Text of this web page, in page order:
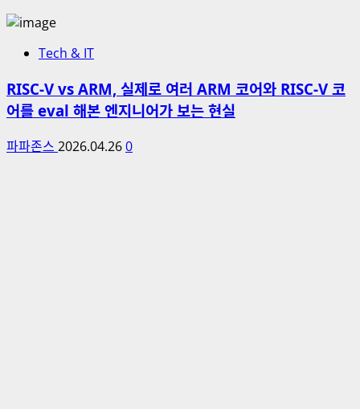
Tech & IT
RISC-V vs ARM, 실제로 여러 ARM 코어와 RISC-V 코
어를 eval 해본 엔지니어가 보는 현실
파파존스 2026.04.260